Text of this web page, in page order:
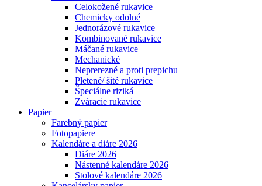
Celokožené rukavice
Chemicky odolné
Jednorázové rukavice
Kombinované rukavice
Máčané rukavice
Mechanické
Neprerezné a proti prepichu
Pletené/ šité rukavice
Špeciálne riziká
Zváracie rukavice
Papier
Farebný papier
Fotopapiere
Kalendáre a diáre 2026
Diáre 2026
Nástenné kalendáre 2026
Stolové kalendáre 2026